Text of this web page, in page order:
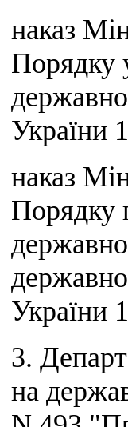
наказ
Порядку
України
наказ
Порядку
України
3.
на